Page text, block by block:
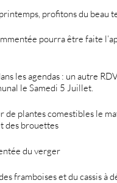
profitons du beau
pourra être faite
les agendas : un autre
le Samedi 5 Juillet.
de plantes comestibles le
des brouettes
du verger
framboises et du cassis à